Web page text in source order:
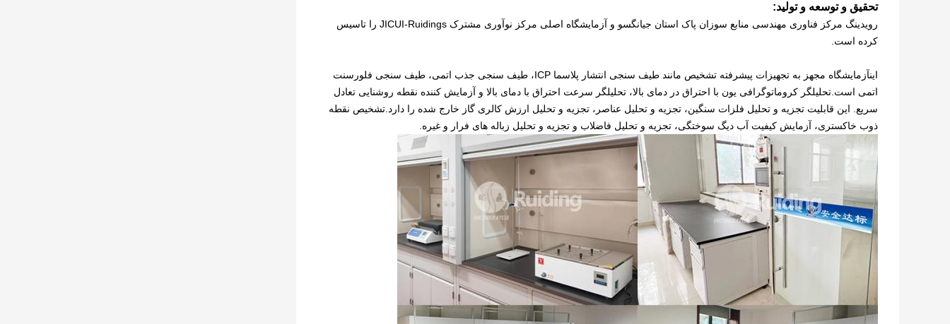
تحقیق و توسعه و تولید:
رویدینگ مرکز فناوری مهندسی منابع سوزان پاک استان جیانگسو و آزمایشگاه اصلی مرکز نوآوری مشترک JICUI-Ruidings را تاسیس
کرده است.
اين
آزمایشگاه مجهز به تجهیزات پیشرفته تشخیص مانند طیف سنجی انتشار پلاسما ICP، طیف سنجی جذب اتمی، طیف سنجی فلورسنت
اتمی است.تحلیلگر کروماتوگرافی یون با احتراق در دمای بالا، تحلیلگر سرعت احتراق با دمای بالا و آزمایش کننده نقطه روشنایی تعادل
سریع. این قابلیت تجزیه و تحلیل فلزات سنگین، تجزیه و تحلیل عناصر، تجزیه و تحلیل ارزش کالری گاز خارج شده را دارد.تشخیص نقطه
ذوب خاکستری، آزمایش کیفیت آب دیگ سوختگی، تجزیه و تحلیل فاضلاب و تجزیه و تحلیل زباله های فرار و غیره.